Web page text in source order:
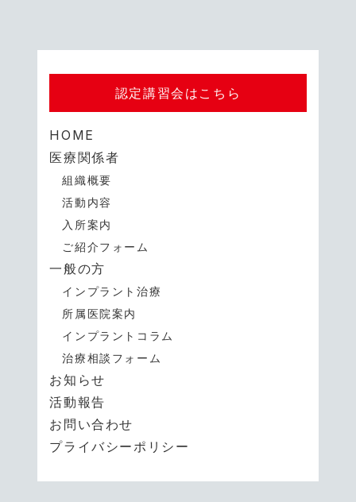
認定講習会はこちら
HOME
医療関係者
組織概要
活動内容
入所案内
ご紹介フォーム
一般の方
インプラント治療
所属医院案内
インプラントコラム
治療相談フォーム
お知らせ
活動報告
お問い合わせ
プライバシーポリシー